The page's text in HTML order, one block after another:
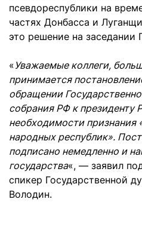
псевдореспублики на
частях Донбасса и
это решение на
«Уважаемые коллеги,
принимается
обращении
собрания РФ к
необходимости признания
народных республик».
подписано немедленно и
государства«, — заявил
спикер Государственной
Володин.